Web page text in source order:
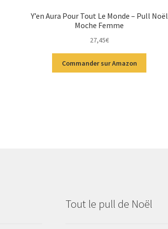
Y’en Aura Pour Tout Le Monde – Pull Noël
Moche Femme
27,45€
Commander sur Amazon
Tout le pull de Noël